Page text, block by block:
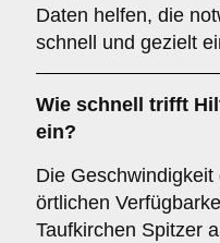
Daten helfen, die
schnell und gezielt
Wie schnell trifft
ein?
Die
örtlichen
Taufkirchen Spitzer